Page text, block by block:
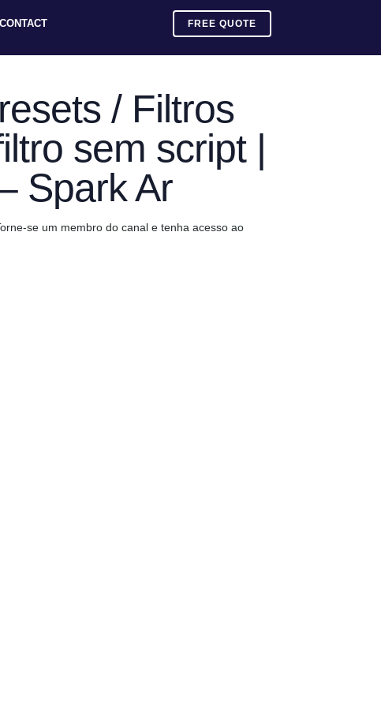
FREE QUOTE
CONTACT
/ Filtros
sem script |
Spark Ar
se um membro do canal e tenha acesso ao